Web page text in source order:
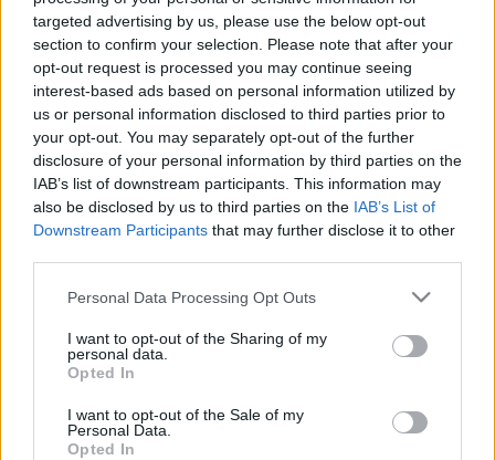
targeted advertising by us, please use the below opt-out
section to confirm your selection. Please note that after your
opt-out request is processed you may continue seeing
interest-based ads based on personal information utilized by
us or personal information disclosed to third parties prior to
your opt-out. You may separately opt-out of the further
disclosure of your personal information by third parties on the
IAB’s list of downstream participants. This information may
also be disclosed by us to third parties on the IAB’s List of
Downstream Participants that may further disclose it to other
Please note that this website/app uses one or more Google
not limited to your visit or usage behaviour. You may click to
grant or deny consent to Google and its third-party tags to
use your data for below specified purposes in below Google
consent section.
Personal Data Processing Opt Outs
I want to opt-out of the Sharing of my
personal data.
Opted In
I want to opt-out of the Sale of my
Personal Data.
Opted In
vártam, hogy belekezdjek a projektbe, az első
könyvet Sophie Hannah Poirot-regényét,A
háromnegyed rejtélyétcsak májusban olvastam el.
Júniusban egy ifjúságival, aBeépített hercegnővel
folytattam, majd jött egygyerekkönyv Tania del
Riotól.
Júliusban ismét egy ifjúsági került sorra, az egyik
legjobb a mezőnyből, Marie-Aud MurailtólA
lélekdoki.
Augusztusban hosszú idő után ismét Gavaldát
olvastam, az
Életre kelni
című novelláskötetet.
Szeptemberben éreztem, hogy össze kéne már kapni
olvastam el. AVince és Joyt,Az élet dolgait és aJane
Steele-t.